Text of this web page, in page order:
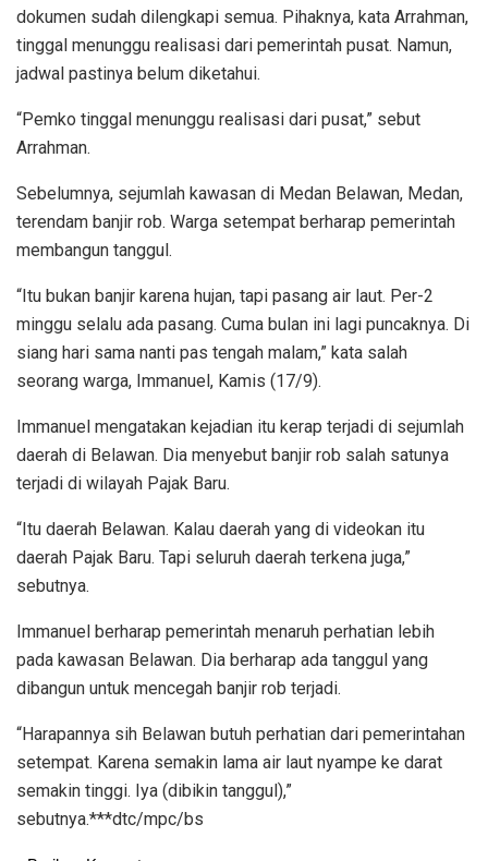
dokumen sudah dilengkapi semua. Pihaknya, kata Arrahman,
tinggal menunggu realisasi dari pemerintah pusat. Namun,
jadwal pastinya belum diketahui.
“Pemko tinggal menunggu realisasi dari pusat,” sebut
Arrahman.
Sebelumnya, sejumlah kawasan di Medan Belawan, Medan,
terendam banjir rob. Warga setempat berharap pemerintah
membangun tanggul.
“Itu bukan banjir karena hujan, tapi pasang air laut. Per-2
minggu selalu ada pasang. Cuma bulan ini lagi puncaknya. Di
siang hari sama nanti pas tengah malam,” kata salah
seorang warga, Immanuel, Kamis (17/9).
Immanuel mengatakan kejadian itu kerap terjadi di sejumlah
daerah di Belawan. Dia menyebut banjir rob salah satunya
terjadi di wilayah Pajak Baru.
“Itu daerah Belawan. Kalau daerah yang di videokan itu
daerah Pajak Baru. Tapi seluruh daerah terkena juga,”
sebutnya.
Immanuel berharap pemerintah menaruh perhatian lebih
pada kawasan Belawan. Dia berharap ada tanggul yang
dibangun untuk mencegah banjir rob terjadi.
“Harapannya sih Belawan butuh perhatian dari pemerintahan
setempat. Karena semakin lama air laut nyampe ke darat
semakin tinggi. Iya (dibikin tanggul),”
sebutnya.***dtc/mpc/bs